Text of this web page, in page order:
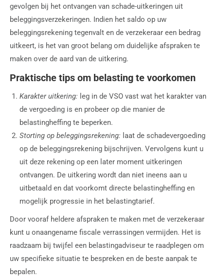
gevolgen bij het ontvangen van schade-uitkeringen uit
beleggingsverzekeringen. Indien het saldo op uw
beleggingsrekening tegenvalt en de verzekeraar een bedrag
uitkeert, is het van groot belang om duidelijke afspraken te
maken over de aard van de uitkering.
Praktische tips om belasting te voorkomen
Karakter uitkering: leg in de VSO vast wat het karakter van
de vergoeding is en probeer op die manier de
belastingheffing te beperken.
Storting op beleggingsrekening: laat de schadevergoeding
op de beleggingsrekening bijschrijven. Vervolgens kunt u
uit deze rekening op een later moment uitkeringen
ontvangen. De uitkering wordt dan niet ineens aan u
uitbetaald en dat voorkomt directe belastingheffing en
mogelijk progressie in het belastingtarief.
Door vooraf heldere afspraken te maken met de verzekeraar
kunt u onaangename fiscale verrassingen vermijden. Het is
raadzaam bij twijfel een belastingadviseur te raadplegen om
uw specifieke situatie te bespreken en de beste aanpak te
bepalen.